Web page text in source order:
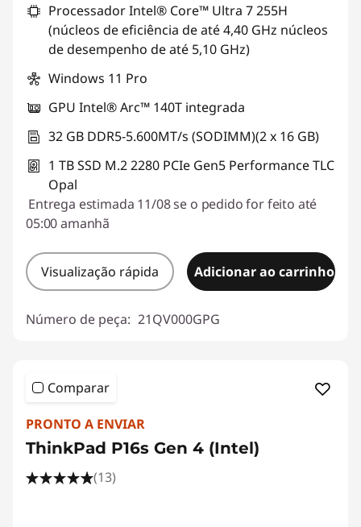
Processador Intel® Core™ Ultra 7 255H
(núcleos de eficiência de até 4,40 GHz núcleos
de desempenho de até 5,10 GHz)
Windows 11 Pro
GPU Intel® Arc™ 140T integrada
32 GB DDR5-5.600MT/s (SODIMM)(2 x 16 GB)
1 TB SSD M.2 2280 PCIe Gen5 Performance TLC
Opal
Entrega estimada 11/08 se o pedido for feito até
05:00 amanhã
Visualização rápida Adicionar ao carrinho
Número de peça: 21QV000GPG
Comparar
PRONTO A ENVIAR
ThinkPad P16s Gen 4 (Intel)
(13)